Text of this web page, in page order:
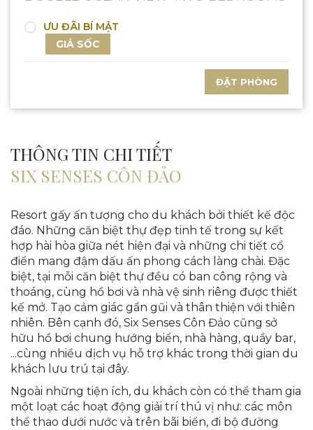
ƯU ĐÃI BÍ MẬT
GIÁ SỐC
ĐẶT PHÒNG
THÔNG TIN CHI TIẾT
SIX SENSES CÔN ĐẢO
Resort gấy ấn tượng cho du khách bởi thiết kế độc
đáo. Những căn biệt thự đẹp tinh tế trong sự kết
hợp hài hòa giữa nét hiện đại và những chi tiết cổ
điển mang đậm dấu ấn phong cách làng chài. Đặc
biệt, tại mỗi căn biệt thự đều có ban công rộng và
thoáng, cùng hồ bơi và nhà vệ sinh riêng được thiết
kế mở. Tạo cảm giác gần gũi và thân thiện với thiên
nhiên. Bên cạnh đó, Six Senses Côn Đảo cũng sở
hữu hồ bơi chung hướng biển, nhà hàng, quầy bar,
...cùng nhiều dịch vụ hỗ trợ khác trong thời gian du
khách lưu trú tại đây.
Ngoài những tiện ích, du khách còn có thể tham gia
một loạt các hoạt động giải trí thú vị như: các môn
thể thao dưới nước và trên bãi biển, đi bộ đường